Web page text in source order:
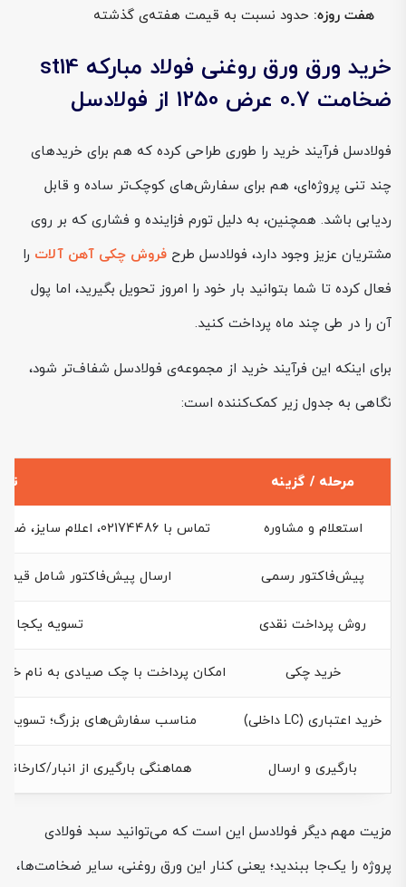
هفت روزه: حدود نسبت به قیمت هفته‌ی گذشته
خرید ورق ورق روغنی فولاد مبارکه st14
ضخامت 0.7 عرض 1250 از فولادسل
فولادسل فرآیند خرید را طوری طراحی کرده که هم برای خریدهای
چند تنی پروژه‌ای، هم برای سفارش‌های کوچک‌تر ساده و قابل
ردیابی باشد. همچنین، به دلیل تورم فزاینده و فشاری که بر روی
مشتریان عزیز وجود دارد، فولادسل طرح فروش چکی آهن آلات را
فعال کرده تا شما بتوانید بار خود را امروز تحویل بگیرید، اما پول
آن را در طی چند ماه پرداخت کنید.
برای اینکه این فرآیند خرید از مجموعه‌ی فولادسل شفاف‌تر شود،
نگاهی به جدول زیر کمک‌کننده است:
مرحله / گزینه
استعلام و مشاوره تماس با 02174486، اعلام سایز، ضخامت، تناژ و محل تخلیه، دریافت مشاوره تخصصی
پیش‌فاکتور رسمی ارسال پیش‌فاکتور شامل قیمت
روش پرداخت نقدی تسویه یکجا و
خرید چکی امکان پرداخت با چک صیادی به نام
خرید اعتباری (LC داخلی) مناسب سفارش‌های بزرگ؛ تسویه از
بارگیری و ارسال هماهنگی بارگیری از انبار/
مزیت مهم دیگر فولادسل این است که می‌توانید سبد فولادی
پروژه را یک‌جا ببندید؛ یعنی کنار این ورق روغنی، سایر ضخامت‌ها،